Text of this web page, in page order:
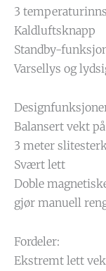
3
Kaldluftsknapp
Standby-
Varsellys og
Balansert vekt
3 meter
Svært lett
Doble
gjør manuell
Fordeler:
Ekstremt lett